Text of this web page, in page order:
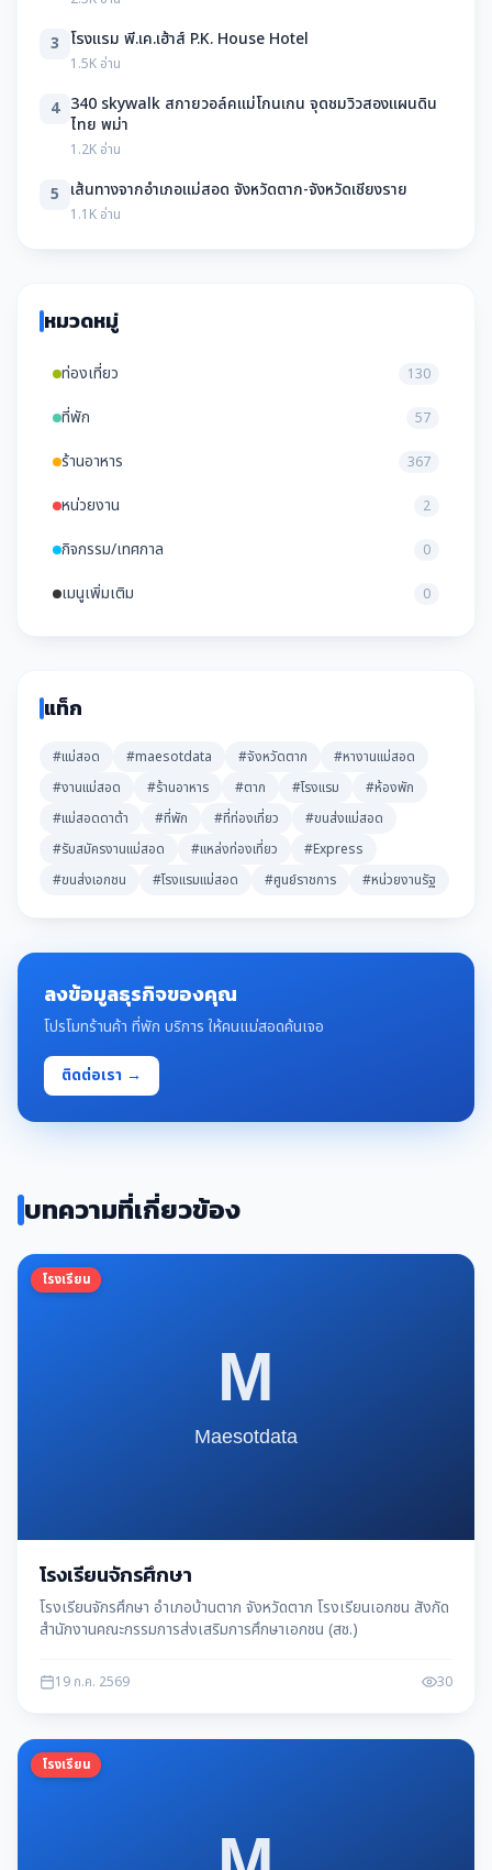
3 โรงแรม พี.เค.เฮ้าส์ P.K. House Hotel
1.5K อ่าน
4 340 skywalk สกายวอล์คแม่โกนเกน จุดชมวิวสองแผนดิน
ไทย พม่า
1.2K อ่าน
5 เส้นทางจากอำเภอแม่สอด จังหวัดตาก-จังหวัดเชียงราย
1.1K อ่าน
หมวดหมู่
ท่องเที่ยว 130
ที่พัก 57
ร้านอาหาร 367
หน่วยงาน 2
กิจกรรม/เทศกาล 0
เมนูเพิ่มเติม 0
แท็ก
#แม่สอด #maesotdata #จังหวัดตาก
#หางานแม่สอด
#งานแม่สอด
#ร้านอาหาร #ตาก #โรงแรม
#ห้องพัก
#แม่สอดดาต้า
#ที่พัก #ที่ท่องเที่ยว
#ขนส่งแม่สอด
#รับสมัครงานแม่สอด
#แหล่งท่องเที่ยว
#Express
#ขนส่งเอกชน
#โรงแรมแม่สอด #ศูนย์ราชการ #หน่วยงานรัฐ
ลงข้อมูลธุรกิจของคุณ
โปรโมทร้านค้า ที่พัก บริการ ให้คนแม่สอดค้นเจอ
ติดต่อเรา →
บทความที่เกี่ยวข้อง
โรงเรียน
โรงเรียนจักรศึกษา
โรงเรียนจักรศึกษา อำเภอบ้านตาก จังหวัดตาก โรงเรียนเอกชน สังกัด
สำนักงานคณะกรรมการส่งเสริมการศึกษาเอกชน (สช.)
19 ก.ค. 2569 30
โรงเรียน